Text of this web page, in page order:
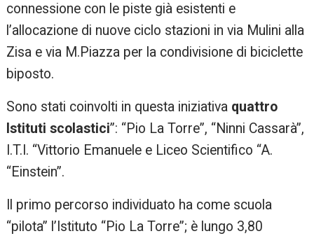
connessione con le piste già esistenti e
l’allocazione di nuove ciclo stazioni in via Mulini alla
Zisa e via M.Piazza per la condivisione di biciclette
biposto.
Sono stati coinvolti in questa iniziativa quattro
Istituti scolastici”: “Pio La Torre”, “Ninni Cassarà”,
I.T.I. “Vittorio Emanuele e Liceo Scientifico “A.
“Einstein”.
Il primo percorso individuato ha come scuola
“pilota” l’Istituto “Pio La Torre”; è lungo 3,80